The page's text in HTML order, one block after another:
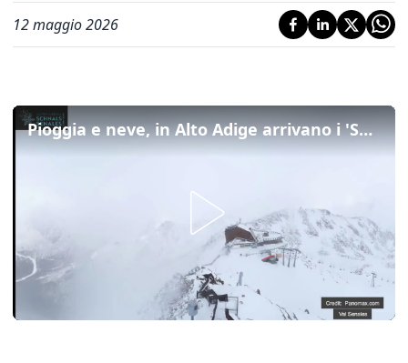
12 maggio 2026
Pioggia e neve, in Alto Adige arrivano i 'Santi di Ghiaccio'